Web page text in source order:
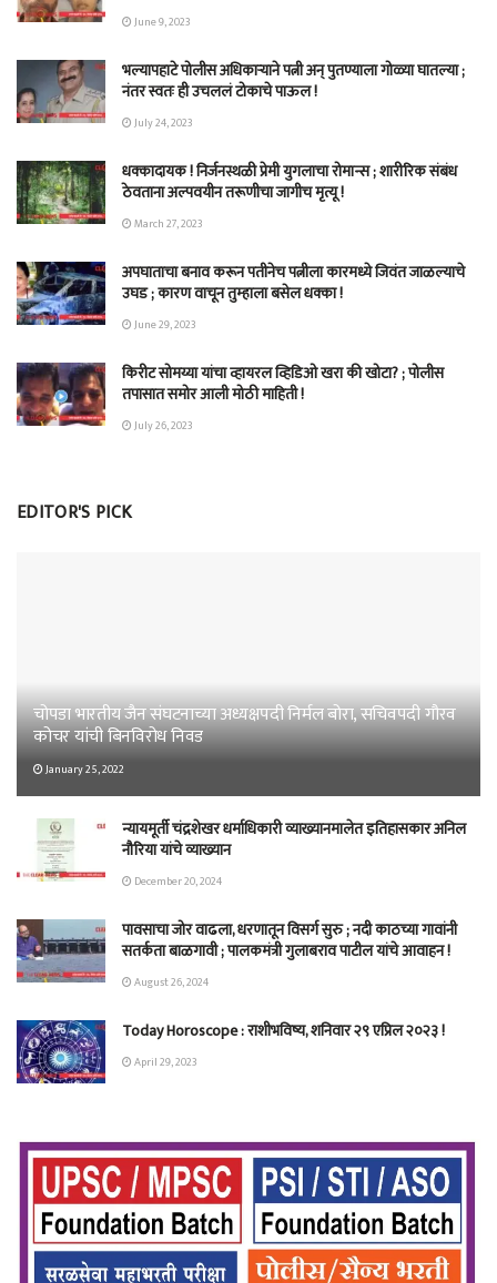
June 9, 2023
भल्यापहाटे पोलीस अधिकाऱ्याने पत्नी अन् पुतण्याला गोळ्या घातल्या ;
नंतर स्वतः ही उचललं टोकाचे पाऊल !
July 24, 2023
धक्कादायक ! निर्जनस्थळी प्रेमी युगलाचा रोमान्स ; शारीरिक संबंध
ठेवताना अल्पवयीन तरूणीचा जागीच मृत्यू !
March 27, 2023
अपघाताचा बनाव करून पतीनेच‎ पत्नीला कारमध्ये जिवंत जाळल्याचे
उघड ; कारण वाचून तुम्हाला बसेल धक्का !
June 29, 2023
किरीट सोमय्या यांचा व्हायरल व्हिडिओ खरा की खोटा? ; पोलीस
तपासात समोर आली मोठी माहिती !
July 26, 2023
EDITOR'S PICK
चोपडा भारतीय जैन संघटनाच्या अध्यक्षपदी निर्मल बोरा, सचिवपदी गौरव
कोचर यांची बिनविरोध निवड
January 25, 2022
न्यायमूर्ती चंद्रशेखर धर्माधिकारी व्याख्यानमालेत इतिहासकार अनिल
नौरिया यांचे व्याख्यान
December 20, 2024
पावसाचा जोर वाढला, धरणातून विसर्ग सुरु ; नदी काठच्या गावांनी
सतर्कता बाळगावी ; पालकमंत्री गुलाबराव पाटील यांचे आवाहन !
August 26, 2024
Today Horoscope : राशीभविष्य, शनिवार २९ एप्रिल २०२३ !
April 29, 2023